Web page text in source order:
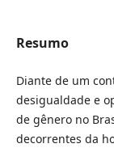
Resumo
Diante de um
desigualdade e
de gênero no
decorrentes da